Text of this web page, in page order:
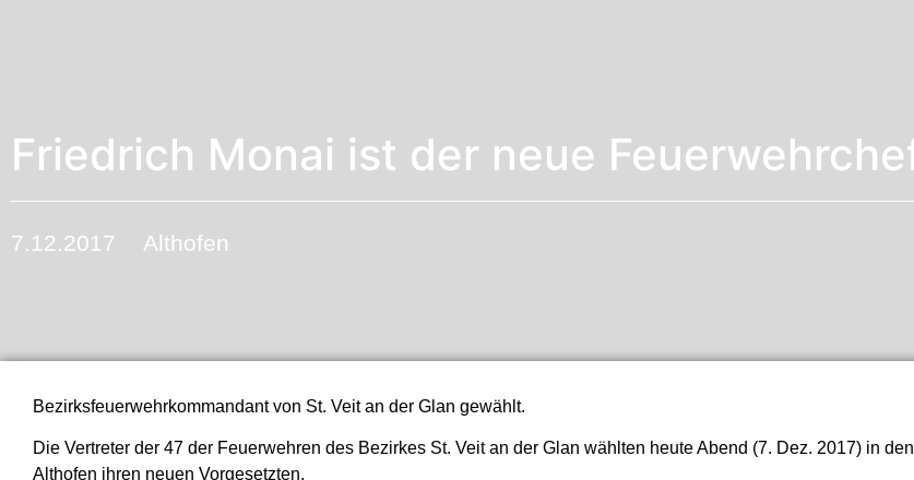
Friedrich Monai ist der neue
7.12.2017 Althofen
Bezirksfeuerwehrkommandant von St. Veit an der Glan gewählt.
Die Vertreter der 47 der Feuerwehren des Bezirkes St. Veit an der Glan wählten heute Abend (7. Dez. 2017) in
Althofen ihren neuen Vorgesetzten.